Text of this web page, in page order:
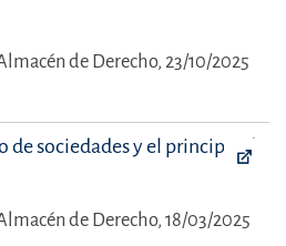
de Derecho, 23/10/2025
de sociedades y el principio de
de Derecho, 18/03/2025